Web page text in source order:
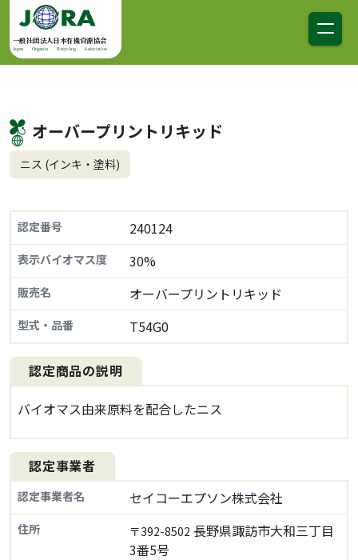
コンテンツへスキップ
メインナビゲーション
一般社団法人日本有機資源協会
Japan Organics Recycling Association
オーバープリントリキッド
ニス (インキ・塗料)
認定番号 240124
表示バイオマス度 30%
販売名 オーバープリントリキッド
型式・品番 T54G0
認定商品の説明
バイオマス由来原料を配合したニス
認定事業者
認定事業者名 セイコーエプソン株式会社
住所 〒392-8502 長野県諏訪市大和三丁目
3番5号